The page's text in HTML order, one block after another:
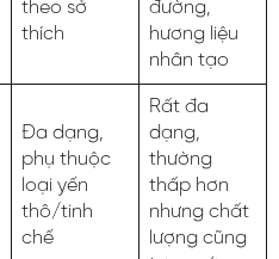
theo sở
thích
đường,
hương liệu
nhân tạo
Đa dạng,
phụ thuộc
loại yến
thô/tinh
chế
Rất đa
dạng,
thường
thấp hơn
nhưng chất
lượng cũng